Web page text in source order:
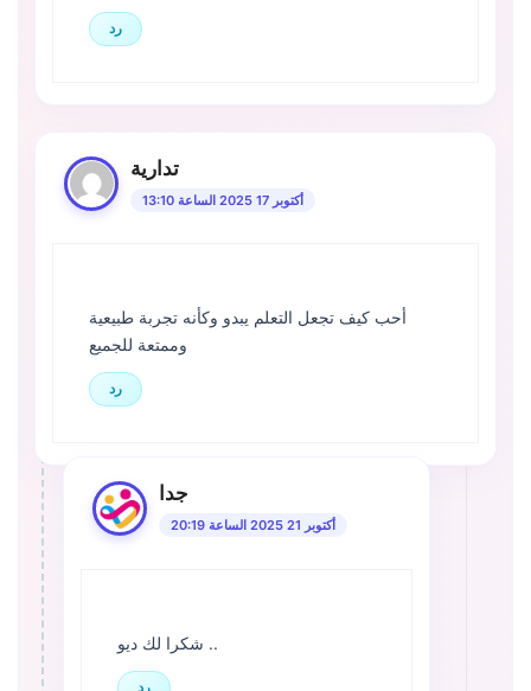
رد
تدارية
أكتوبر 17 2025 الساعة 13:10
أحب كيف تجعل التعلم يبدو وكأنه تجربة طبيعية
وممتعة للجميع
رد
جدا
أكتوبر 21 2025 الساعة 20:19
شكرا لك ديو ..
رد